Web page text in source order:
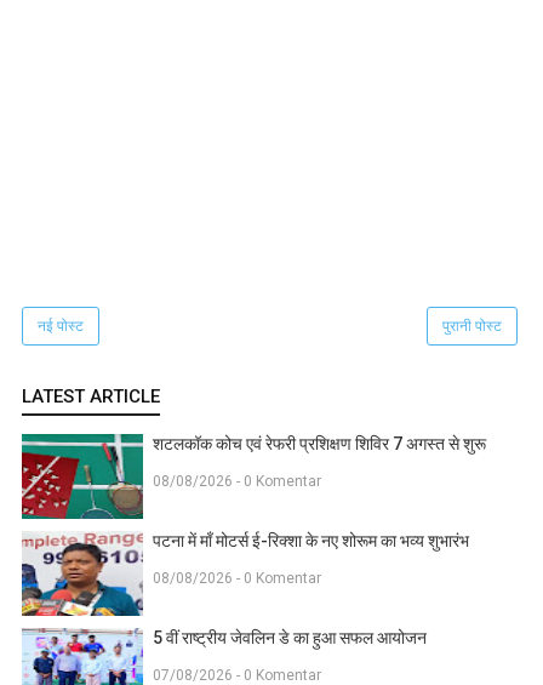
नई पोस्ट पुरानी पोस्ट
LATEST ARTICLE
शटलकॉक कोच एवं रेफरी प्रशिक्षण शिविर 7 अगस्त से शुरू
08/08/2026 - 0 Komentar
पटना में माँ मोटर्स ई-रिक्शा के नए शोरूम का भव्य शुभारंभ
08/08/2026 - 0 Komentar
5 वीं राष्ट्रीय जेवलिन डे का हुआ सफल आयोजन
07/08/2026 - 0 Komentar